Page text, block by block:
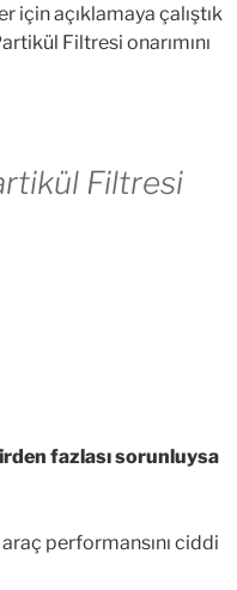
için açıklamaya çalıştık
Filtresi onarımını
Filtresi
fazlası sorunluysa
performansını ciddi